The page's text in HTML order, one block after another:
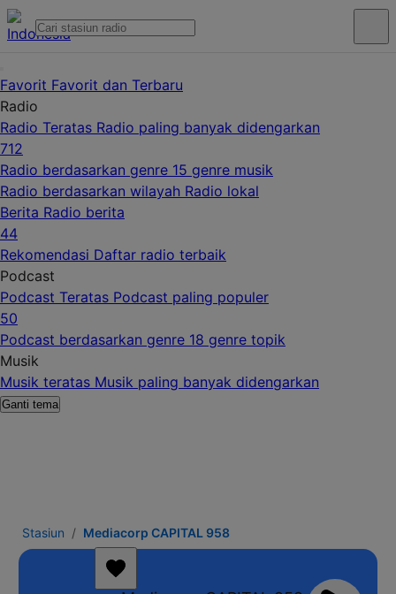
Favorit Favorit dan Terbaru
Radio
Radio Teratas Radio paling banyak didengarkan
712
Radio berdasarkan genre 15 genre musik
Radio berdasarkan wilayah Radio lokal
Berita Radio berita
44
Rekomendasi Daftar radio terbaik
Podcast
Podcast Teratas Podcast paling populer
50
Podcast berdasarkan genre 18 genre topik
Musik
Musik teratas Musik paling banyak didengarkan
Ganti tema
Stasiun Mediacorp CAPITAL 958